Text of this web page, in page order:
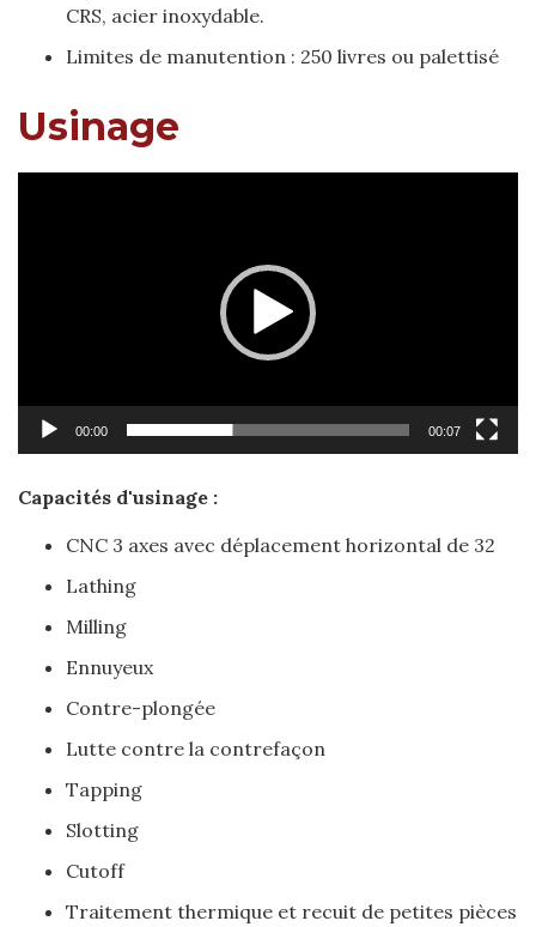
CRS, acier inoxydable.
Limites de manutention : 250 livres ou palettisé
Usinage
00:00 00:07
Capacités d'usinage :
CNC 3 axes avec déplacement horizontal de 32
Lathing
Milling
Ennuyeux
Contre-plongée
Lutte contre la contrefaçon
Tapping
Slotting
Cutoff
Traitement thermique et recuit de petites pièces